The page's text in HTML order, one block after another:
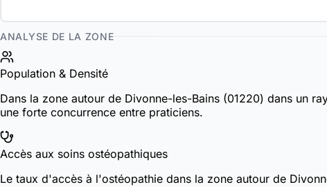
ANALYSE DE LA ZONE
Population & Densité
Dans la zone autour de Divonne-les-Bains (01220) dans un
une forte concurrence entre praticiens.
Accès aux soins ostéopathiques
Le taux d'accès à l'ostéopathie dans la zone autour de